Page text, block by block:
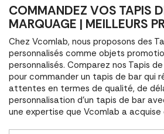
COMMANDEZ VOS TAPIS
MARQUAGE | MEILLEURS
Chez Vcomlab, nous proposons des
personnalisés comme objets
personnalisés. Comparez nos Tapis
pour commander un tapis de bar qui
attentes en termes de qualité, de
personnalisation d'un tapis de bar
une expertise que Vcomlab a acquise